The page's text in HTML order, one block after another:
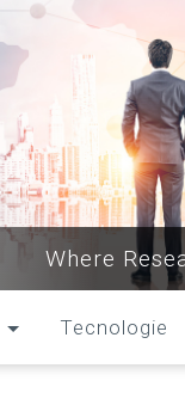
Where
Tecnologie